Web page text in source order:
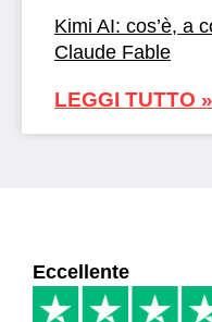
Kimi AI: cos’è, a
Claude Fable
LEGGI TUTTO »
Eccellente